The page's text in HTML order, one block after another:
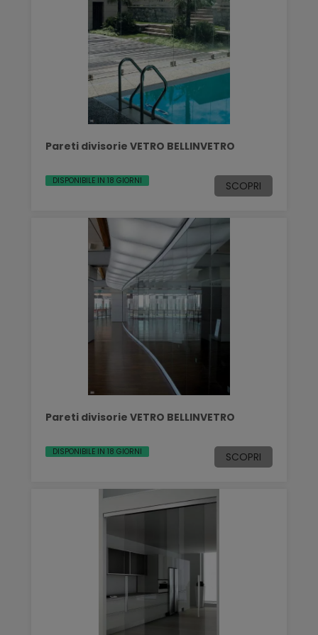
Pareti divisorie VETRO BELLINVETRO
DISPONIBILE IN 18 GIORNI SCOPRI
Pareti divisorie VETRO BELLINVETRO
DISPONIBILE IN 18 GIORNI SCOPRI